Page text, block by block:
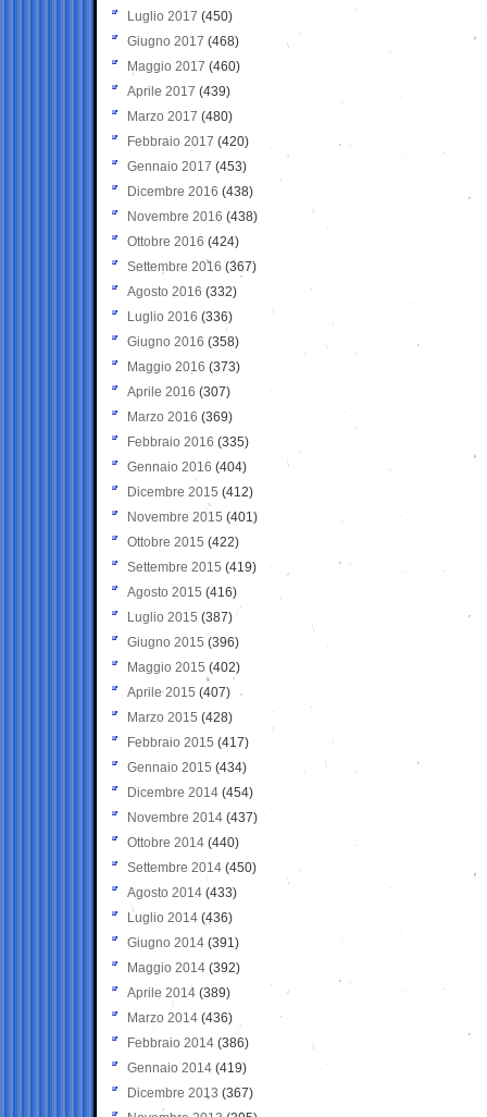
Luglio 2017 (450)
Giugno 2017 (468)
Maggio 2017 (460)
Aprile 2017 (439)
Marzo 2017 (480)
Febbraio 2017 (420)
Gennaio 2017 (453)
Dicembre 2016 (438)
Novembre 2016 (438)
Ottobre 2016 (424)
Settembre 2016 (367)
Agosto 2016 (332)
Luglio 2016 (336)
Giugno 2016 (358)
Maggio 2016 (373)
Aprile 2016 (307)
Marzo 2016 (369)
Febbraio 2016 (335)
Gennaio 2016 (404)
Dicembre 2015 (412)
Novembre 2015 (401)
Ottobre 2015 (422)
Settembre 2015 (419)
Agosto 2015 (416)
Luglio 2015 (387)
Giugno 2015 (396)
Maggio 2015 (402)
Aprile 2015 (407)
Marzo 2015 (428)
Febbraio 2015 (417)
Gennaio 2015 (434)
Dicembre 2014 (454)
Novembre 2014 (437)
Ottobre 2014 (440)
Settembre 2014 (450)
Agosto 2014 (433)
Luglio 2014 (436)
Giugno 2014 (391)
Maggio 2014 (392)
Aprile 2014 (389)
Marzo 2014 (436)
Febbraio 2014 (386)
Gennaio 2014 (419)
Dicembre 2013 (367)